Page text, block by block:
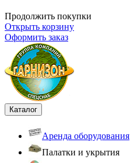
Продолжить покупки
Открыть корзину
Оформить заказ
Каталог
Аренда оборудования
Палатки и укрытия